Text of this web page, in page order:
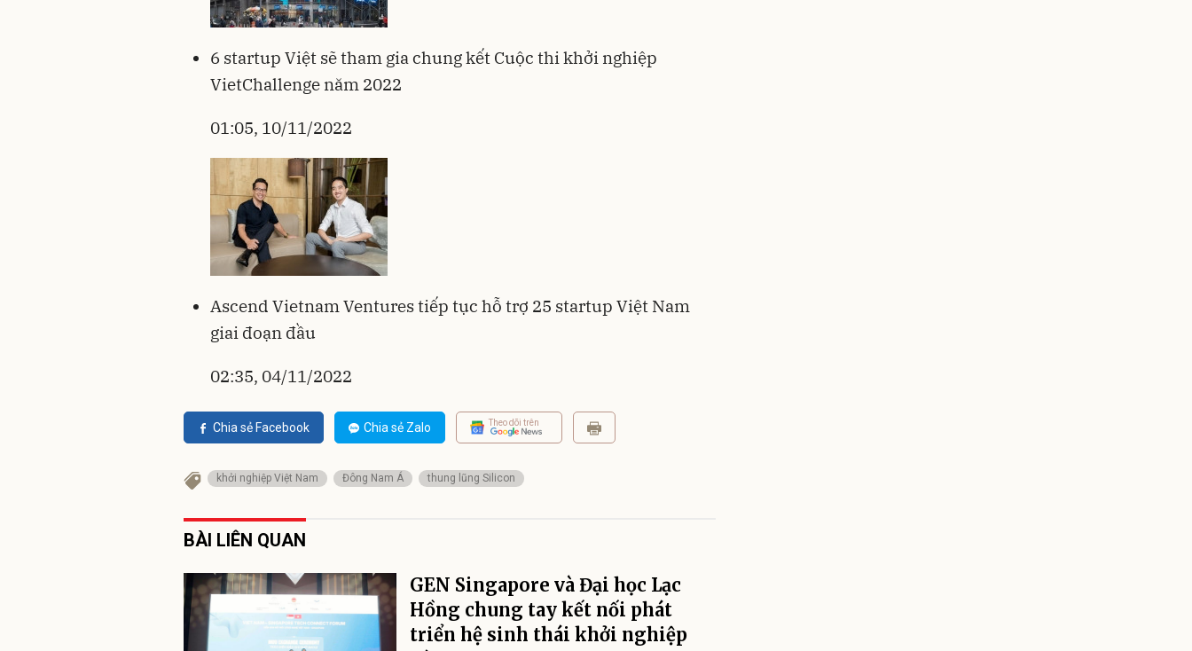
6 startup Việt sẽ tham gia chung kết Cuộc thi khởi nghiệp
VietChallenge năm 2022
01:05, 10/11/2022
Ascend Vietnam Ventures tiếp tục hỗ trợ 25 startup Việt Nam
giai đoạn đầu
02:35, 04/11/2022
Chia sẻ Facebook Chia sẻ Zalo Theo dõi trên
khởi nghiệp Việt Nam Đông Nam Á thung lũng Silicon
BÀI LIÊN QUAN
GEN Singapore và Đại học Lạc
Hồng chung tay kết nối phát
triển hệ sinh thái khởi nghiệp